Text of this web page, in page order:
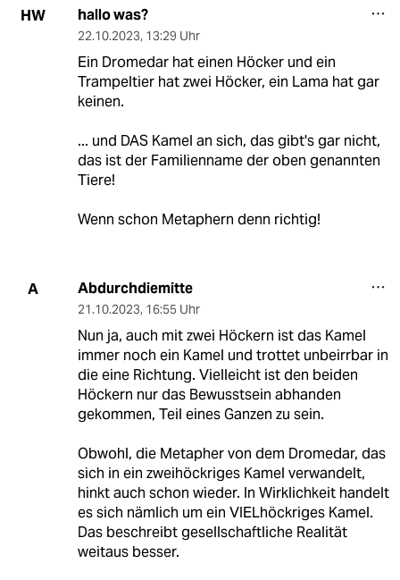
HW hallo was?
22.10.2023, 13:29 Uhr
Ein Dromedar hat einen Höcker und ein
Trampeltier hat zwei Höcker, ein Lama hat gar
keinen.
... und DAS Kamel an sich, das gibt's gar nicht,
das ist der Familienname der oben genannten
Tiere!
Wenn schon Metaphern denn richtig!
A Abdurchdiemitte
21.10.2023, 16:55 Uhr
Nun ja, auch mit zwei Höckern ist das Kamel
immer noch ein Kamel und trottet unbeirrbar in
die eine Richtung. Vielleicht ist den beiden
Höckern nur das Bewusstsein abhanden
gekommen, Teil eines Ganzen zu sein.
Obwohl, die Metapher von dem Dromedar, das
sich in ein zweihöckriges Kamel verwandelt,
hinkt auch schon wieder. In Wirklichkeit handelt
es sich nämlich um ein VIELhöckriges Kamel.
Das beschreibt gesellschaftliche Realität
weitaus besser.